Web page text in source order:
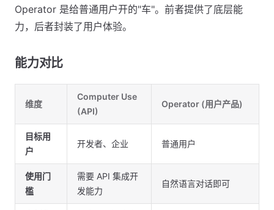
Operator 是给普通用户开的"车"。前者提供了底层能
力，后者封装了用户体验。
能力对比
维度
Computer Use
(API)
Operator (用户产品)
目标用
户
开发者、企业 普通用户
使用门
槛
需要 API 集成开
发能力
自然语言对话即可